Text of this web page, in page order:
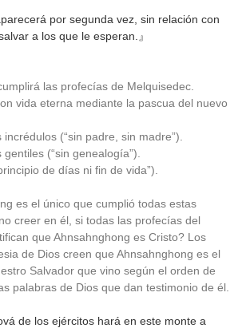
por segunda vez, sin relación con
a los que le esperan.』
las profecías de Melquisedec.
vida eterna mediante la pascua del nuevo
(“sin padre, sin madre”).
(“sin genealogía”).
de días ni fin de vida”).
es el único que cumplió todas estas
creer en él, si todas las profecías del
que Ahnsahnghong es Cristo? Los
de Dios creen que Ahnsahnghong es el
Salvador que vino según el orden de
palabras de Dios que dan testimonio de él.
de los ejércitos hará en este monte a